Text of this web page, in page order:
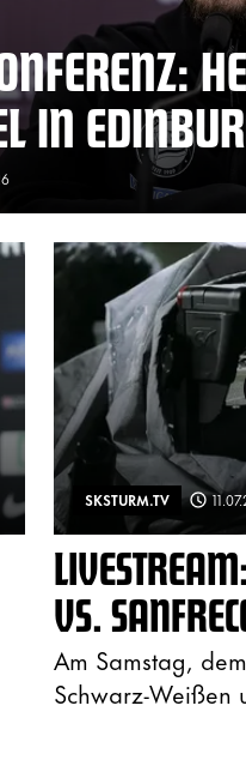
IN
VS.
Am Samstag,
Schwarz-Weißen
SKSTURM.TV